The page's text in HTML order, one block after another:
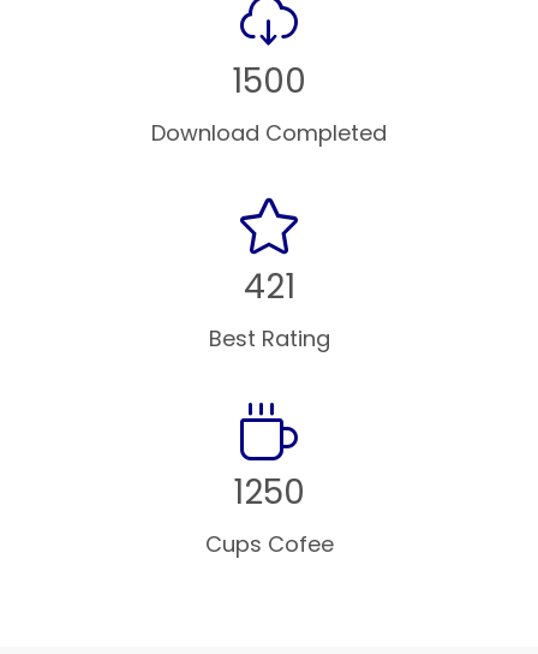
1500
Download Completed
421
Best Rating
1250
Cups Cofee